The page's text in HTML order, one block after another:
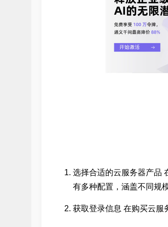
选择合适的云服务器产品
有多种配置，涵盖不同规
获取登录信息 在购买云服